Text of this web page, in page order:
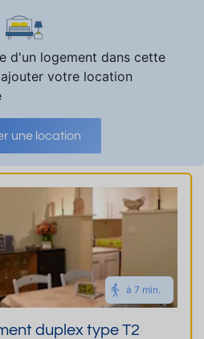
d'un logement dans cette
votre location
une location
à 7 min.
duplex type T2